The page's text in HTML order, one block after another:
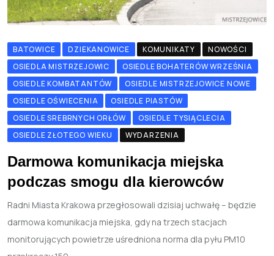
BATOWICE DZIEKANOWICE KOMUNIKATY
NOWOŚCI
OSIEDLA MISTRZEJOWIC
OSIEDLE BOHATERÓW WRZEŚNIA
OSIEDLE KOMBATANTÓW
OSIEDLE MISTRZEJOWICE NOWE
OSIEDLE OŚWIECENIA
OSIEDLE PIASTÓW
OSIEDLE SREBRNYCH ORŁÓW
OSIEDLE TYSIĄCLECIA
OSIEDLE ZŁOTEGO WIEKU
WYDARZENIA
Darmowa komunikacja miejska
podczas smogu dla kierowców
Radni Miasta Krakowa przegłosowali dzisiaj uchwałę – będzie
darmowa komunikacja miejska, gdy na trzech stacjach
monitorujących powietrze uśredniona norma dla pyłu PM10